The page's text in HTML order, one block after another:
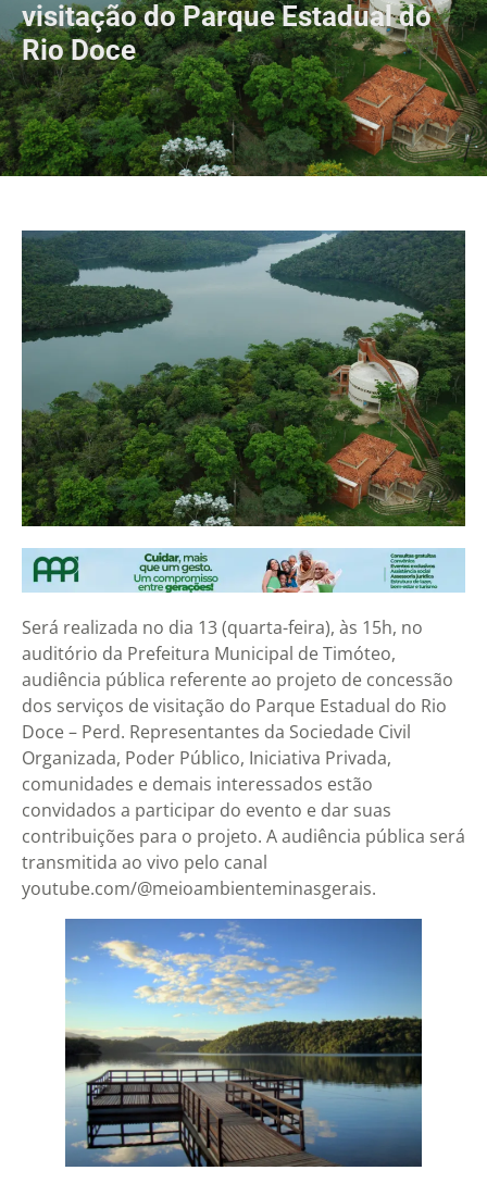
visitação do Parque Estadual do
Rio Doce
Será realizada no dia 13 (quarta-feira), às 15h, no
auditório da Prefeitura Municipal de Timóteo,
audiência pública referente ao projeto de concessão
dos serviços de visitação do Parque Estadual do Rio
Doce – Perd. Representantes da Sociedade Civil
Organizada, Poder Público, Iniciativa Privada,
comunidades e demais interessados estão
convidados a participar do evento e dar suas
contribuições para o projeto. A audiência pública será
transmitida ao vivo pelo canal
youtube.com/@meioambienteminasgerais.